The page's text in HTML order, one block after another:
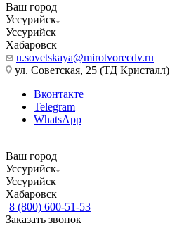
Ваш город
Уссурийск
Уссурийск
Хабаровск
u.sovetskaya@mirotvorecdv.ru
ул. Советская, 25 (ТД Кристалл)
Вконтакте
Telegram
WhatsApp
Ваш город
Уссурийск
Уссурийск
Хабаровск
8 (800) 600-51-53
Заказать звонок